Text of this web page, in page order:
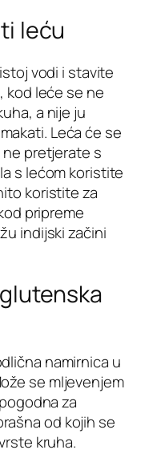
leću
vodi i stavite
kod leće se ne
a nije ju
Leća će se
ne pretjerate s
s lećom koristite
koristite za
pripreme
indijski začini
namirnica u
se mljevenjem
za
od kojih se
kruha.